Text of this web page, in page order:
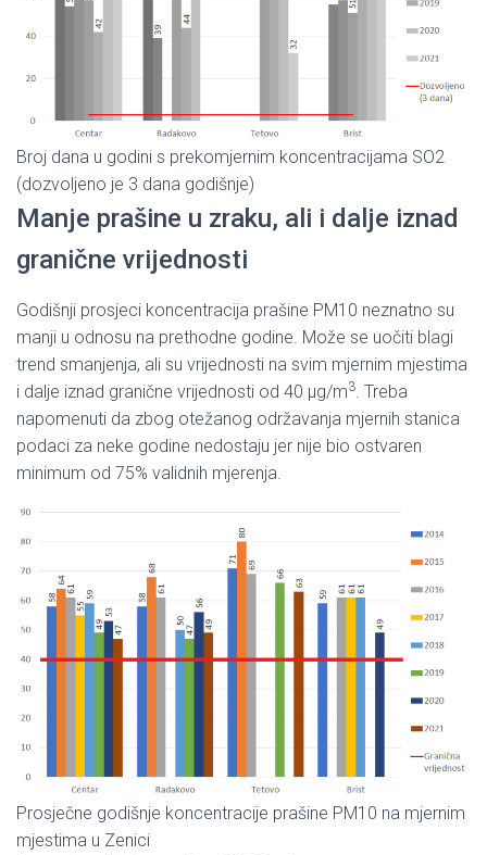
Broj dana u godini s prekomjernim koncentracijama SO2
(dozvoljeno je 3 dana godišnje)
Manje prašine u zraku, ali i dalje iznad
granične vrijednosti
Godišnji prosjeci koncentracija prašine PM10 neznatno su
manji u odnosu na prethodne godine. Može se uočiti blagi
trend smanjenja, ali su vrijednosti na svim mjernim mjestima
i dalje iznad granične vrijednosti od 40 µg/m3. Treba
napomenuti da zbog otežanog održavanja mjernih stanica
podaci za neke godine nedostaju jer nije bio ostvaren
minimum od 75% validnih mjerenja.
Prosječne godišnje koncentracije prašine PM10 na mjernim
mjestima u Zenici